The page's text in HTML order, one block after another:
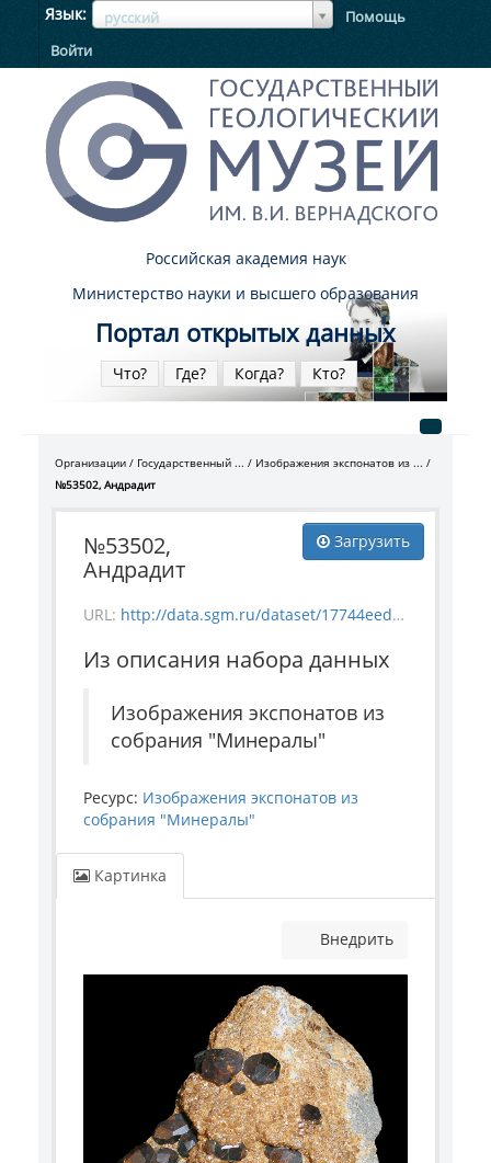
Язык русский
ЯзыкЯзык
Помощь
Войти
Российская академия наук
Министерство науки и высшего образования
Портал открытых данных
Что? Где? Когда? Кто?
Организации Государственный ...
Изображения экспонатов из ...
№53502, Андрадит
Загрузить
№53502,
Андрадит
URL: http://data.sgm.ru/dataset/17744eed-27fa-4a9a-bc72-4e657fa570af/resource/19e4dcab-0dd2-4ba8-9697-008dc0c6407f/download/mineral_53502.jpg
Из описания набора данных
Изображения экспонатов из
собрания "Минералы"
Ресурс: Изображения экспонатов из
собрания "Минералы"
Картинка
Внедрить